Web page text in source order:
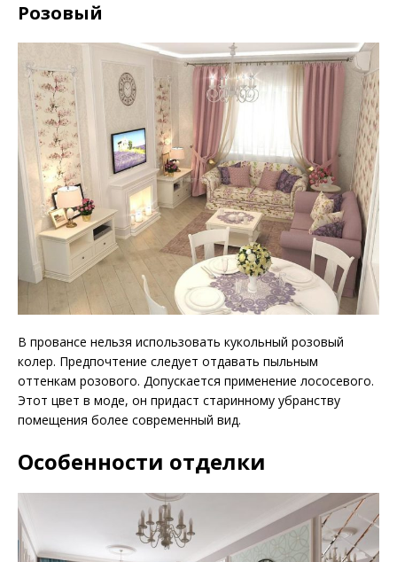
Розовый
В провансе нельзя использовать кукольный розовый
колер. Предпочтение следует отдавать пыльным
оттенкам розового. Допускается применение лососевого.
Этот цвет в моде, он придаст старинному убранству
помещения более современный вид.
Особенности отделки